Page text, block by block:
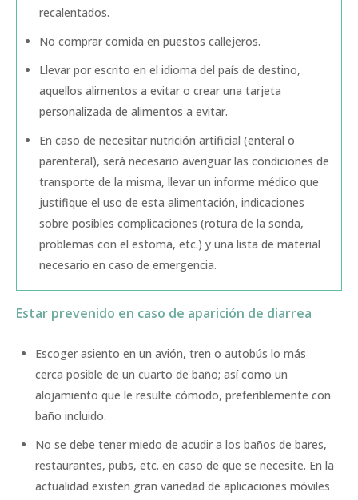
recalentados.
No comprar comida en puestos callejeros.
Llevar por escrito en el idioma del país de destino,
aquellos alimentos a evitar o crear una tarjeta
personalizada de alimentos a evitar.
En caso de necesitar nutrición artificial (enteral o
parenteral), será necesario averiguar las condiciones de
transporte de la misma, llevar un informe médico que
justifique el uso de esta alimentación, indicaciones
sobre posibles complicaciones (rotura de la sonda,
problemas con el estoma, etc.) y una lista de material
necesario en caso de emergencia.
Estar prevenido en caso de aparición de diarrea
Escoger asiento en un avión, tren o autobús lo más
cerca posible de un cuarto de baño; así como un
alojamiento que le resulte cómodo, preferiblemente con
baño incluido.
No se debe tener miedo de acudir a los baños de bares,
restaurantes, pubs, etc. en caso de que se necesite. En la
actualidad existen gran variedad de aplicaciones móviles